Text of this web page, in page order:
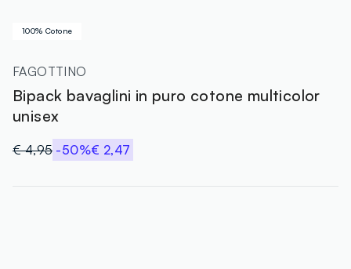
100% Cotone
FAGOTTINO
Bipack bavaglini in puro cotone multicolor
unisex
€ 4,95 -50%€ 2,47